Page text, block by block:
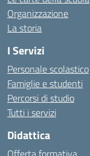
Organizzazione
La storia
I Servizi
Personale scolastico
Famiglie e studenti
Percorsi di studio
Tutti i servizi
Didattica